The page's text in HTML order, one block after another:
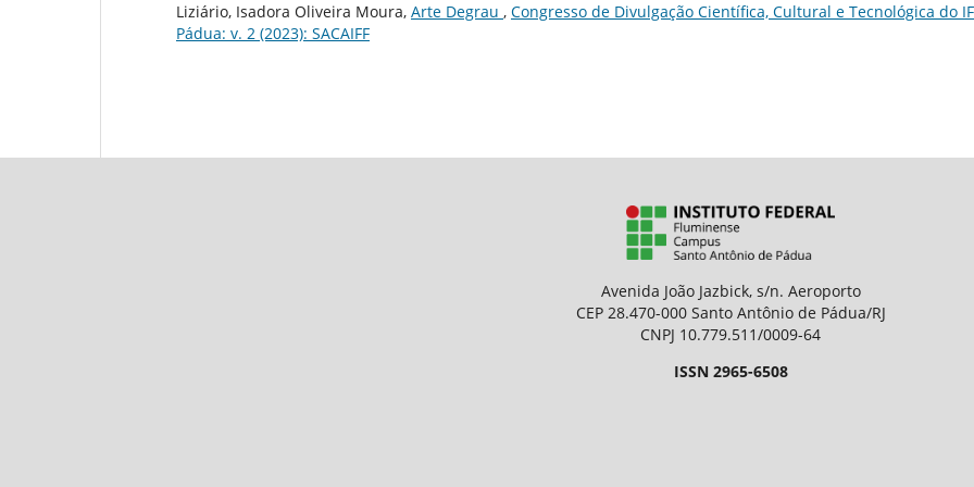
Liziário, Isadora Oliveira Moura, Arte Degrau , Congresso de Divulgação Científica, Cultural e Tecnológica do
Pádua: v. 2 (2023): SACAIFF
Avenida João Jazbick, s/n. Aeroporto
CEP 28.470-000 Santo Antônio de Pádua/RJ
CNPJ 10.779.511/0009-64
ISSN 2965-6508